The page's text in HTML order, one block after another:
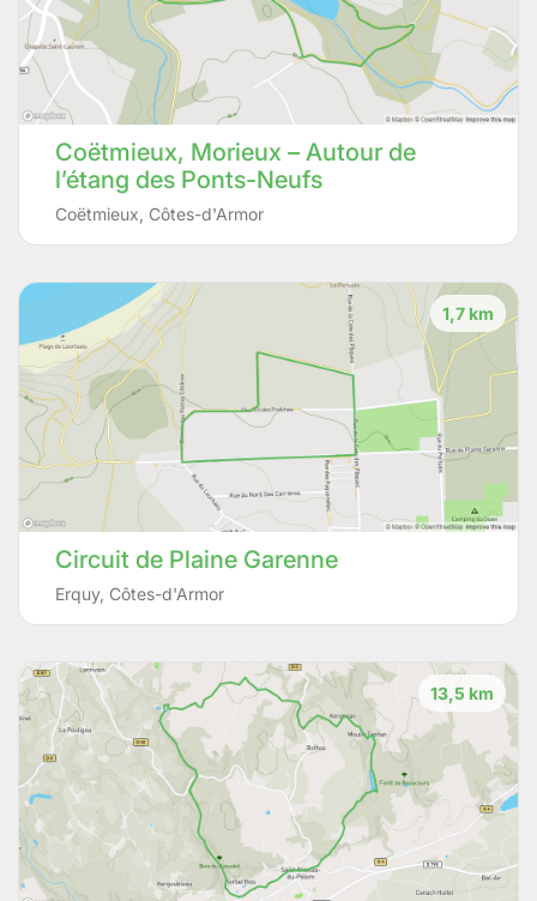
Coëtmieux, Morieux – Autour de
l’étang des Ponts-Neufs
Coëtmieux Côtes-d'Armor
1,7 km
Circuit de Plaine Garenne
Erquy, Côtes-d'Armor
13,5 km